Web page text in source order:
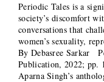
Periodic Tales is a
society’s discomfort
conversations that
women’s sexuality,
By Debasree Sarkar
Publication, 2022; pp.
Aparna Singh’s